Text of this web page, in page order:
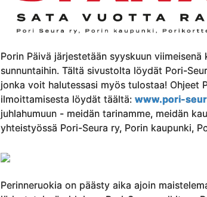
Porin Päivä järjestetään syyskuun
sunnuntaihin. Tältä sivustolta löydät Pori-
jonka voit halutessasi myös tulostaa! Ohjeet
ilmoittamisesta löydät täältä: www.pori-
juhlahumuun - meidän tarinamme, meidän
yhteistyössä Pori-Seura ry, Porin kaupunki,
Perinneruokia on päästy aika ajoin